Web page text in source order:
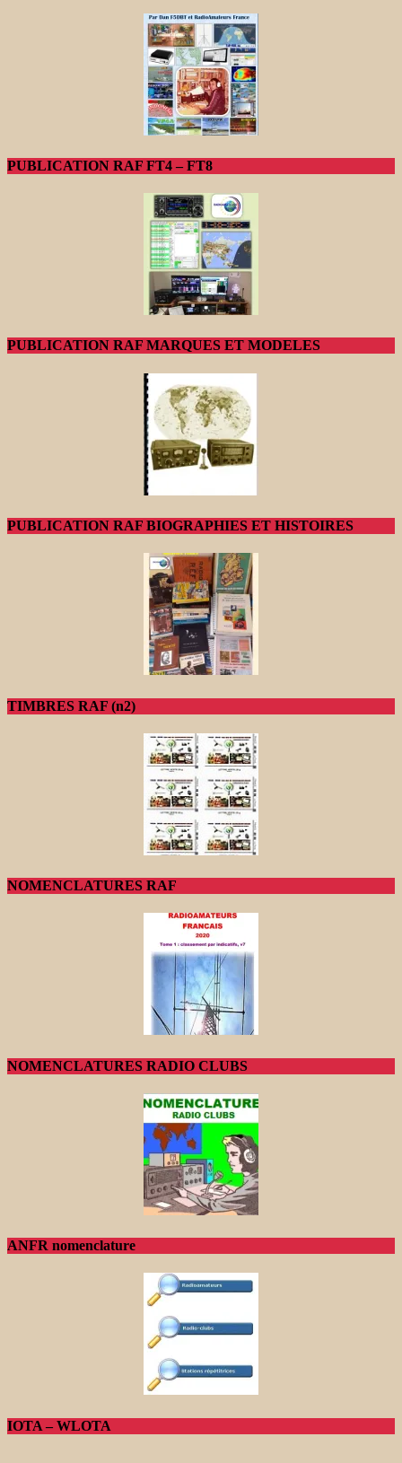
PUBLICATION RAF FT4 – FT8
PUBLICATION RAF MARQUES ET MODELES
PUBLICATION RAF BIOGRAPHIES ET HISTOIRES
TIMBRES RAF (n2)
NOMENCLATURES RAF
NOMENCLATURES RADIO CLUBS
ANFR nomenclature
IOTA – WLOTA